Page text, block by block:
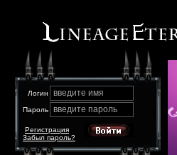
Логин введите имя
Пароль введите пароль
Забыл пароль?
Регистрация